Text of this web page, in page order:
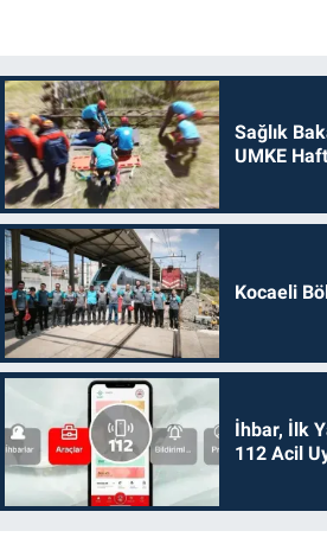
Sağlık
UMKE
Kocaeli
İhbar, İlk
112 Acil